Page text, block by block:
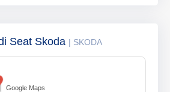
Seat Skoda | SKODA
Google Maps